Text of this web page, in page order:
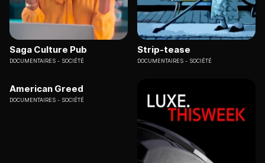
Saga Culture Pub
DOCUMENTAIRES SOCIÉTÉ
Strip-tease
DOCUMENTAIRES SOCIÉTÉ
American Greed
DOCUMENTAIRES SOCIÉTÉ